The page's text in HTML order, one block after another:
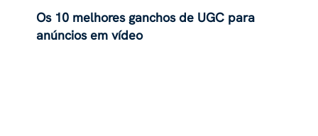
Os 10 melhores ganchos de UGC para
anúncios em vídeo